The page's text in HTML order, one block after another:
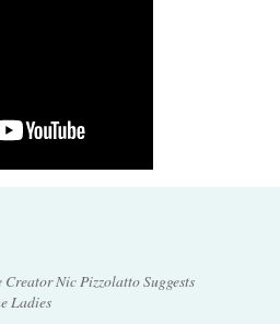
Nic Pizzolatto Suggests
Ladies